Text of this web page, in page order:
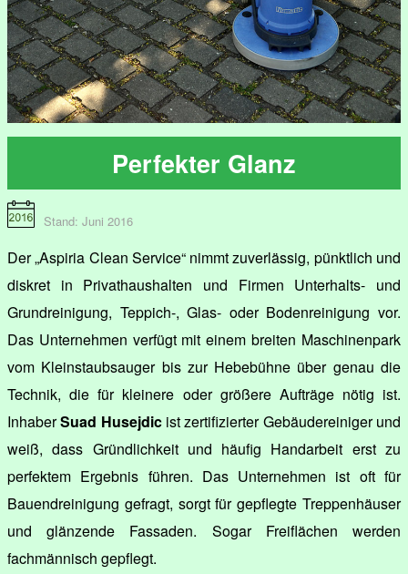
Perfekter Glanz
Stand: Juni 2016
Der „Aspiria Clean Service“ nimmt zuverlässig, pünktlich und
diskret in Privathaushalten und Firmen Unterhalts- und
Grundreinigung, Teppich-, Glas- oder Bodenreinigung vor.
Das Unternehmen verfügt mit einem breiten Maschinenpark
vom Kleinstaubsauger bis zur Hebebühne über genau die
Technik, die für kleinere oder größere Aufträge nötig ist.
InhaberSuad Husejdicist zertifizierter Gebäudereiniger und
weiß, dass Gründlichkeit und häufig Handarbeit erst zu
perfektem Ergebnis führen. Das Unternehmen ist oft für
Bauendreinigung gefragt, sorgt für gepflegte Treppenhäuser
und glänzende Fassaden. Sogar Freiflächen werden
fachmännisch gepflegt.